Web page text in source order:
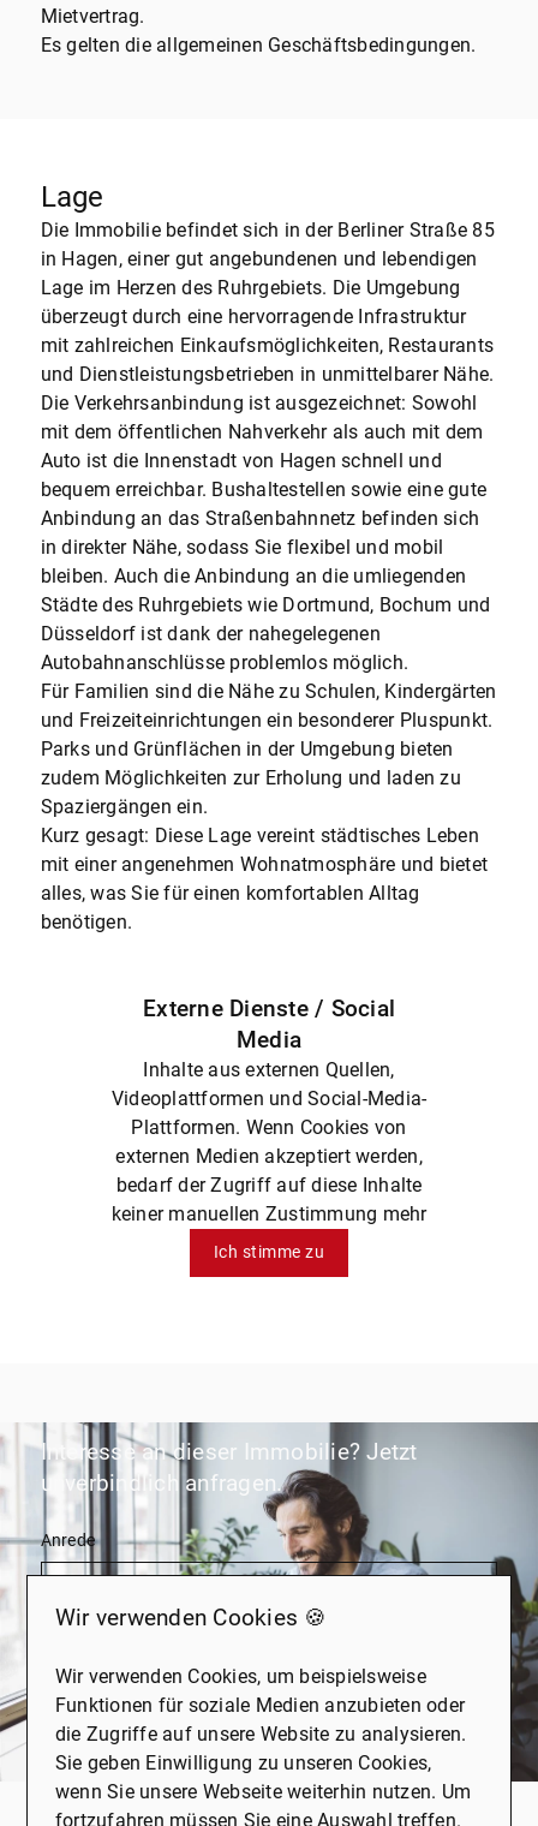
Mietvertrag.
Es gelten die allgemeinen Geschäftsbedingungen.
Lage
Die Immobilie befindet sich in der Berliner Straße 85
in Hagen, einer gut angebundenen und lebendigen
Lage im Herzen des Ruhrgebiets. Die Umgebung
überzeugt durch eine hervorragende Infrastruktur
mit zahlreichen Einkaufsmöglichkeiten, Restaurants
und Dienstleistungsbetrieben in unmittelbarer Nähe.
Die Verkehrsanbindung ist ausgezeichnet: Sowohl
mit dem öffentlichen Nahverkehr als auch mit dem
Auto ist die Innenstadt von Hagen schnell und
bequem erreichbar. Bushaltestellen sowie eine gute
Anbindung an das Straßenbahnnetz befinden sich
in direkter Nähe, sodass Sie flexibel und mobil
bleiben. Auch die Anbindung an die umliegenden
Städte des Ruhrgebiets wie Dortmund, Bochum und
Düsseldorf ist dank der nahegelegenen
Autobahnanschlüsse problemlos möglich.
Für Familien sind die Nähe zu Schulen, Kindergärten
und Freizeiteinrichtungen ein besonderer Pluspunkt.
Parks und Grünflächen in der Umgebung bieten
zudem Möglichkeiten zur Erholung und laden zu
Spaziergängen ein.
Kurz gesagt: Diese Lage vereint städtisches Leben
mit einer angenehmen Wohnatmosphäre und bietet
alles, was Sie für einen komfortablen Alltag
benötigen.
Externe Dienste / Social
Media
Inhalte aus externen Quellen,
Videoplattformen und Social-Media-
Plattformen. Wenn Cookies von
externen Medien akzeptiert werden,
bedarf der Zugriff auf diese Inhalte
keiner manuellen Zustimmung mehr
Ich stimme zu
Interesse an dieser Immobilie? Jetzt
unverbindlich anfragen.
Anrede
Nachname*
Wir verwenden Cookies 🍪
Wir verwenden Cookies, um beispielsweise
Funktionen für soziale Medien anzubieten oder
die Zugriffe auf unsere Website zu analysieren.
Sie geben Einwilligung zu unseren Cookies,
wenn Sie unsere Webseite weiterhin nutzen. Um
fortzufahren müssen Sie eine Auswahl treffen.